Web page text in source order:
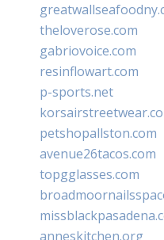
theloverose.com
gabriovoice.com
resinflowart.com
p-sports.net
petshopallston.com
avenue26tacos.com
topgglasses.com
anneskitchen.org